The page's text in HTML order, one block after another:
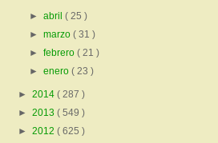
►abril( 25 )
►marzo( 31 )
►febrero( 21 )
►enero( 23 )
► 2014 ( 287 )
► 2013 ( 549 )
► 2012 ( 625 )